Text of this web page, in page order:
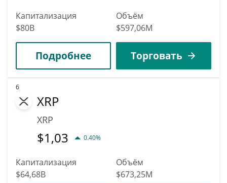
Капитализация
$80B
Объём
$597,06M
Подробнее Торговать
6
XRP
XRP
$1,03 0.40%
Капитализация
$64,68B
Объём
$673,25M